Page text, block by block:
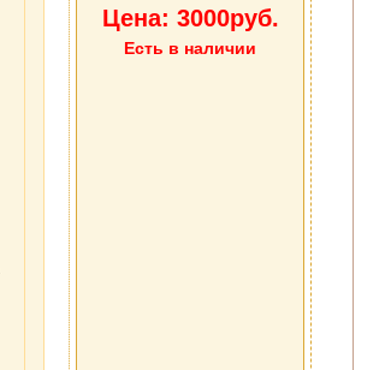
Цена: 3000руб.
Есть в наличии